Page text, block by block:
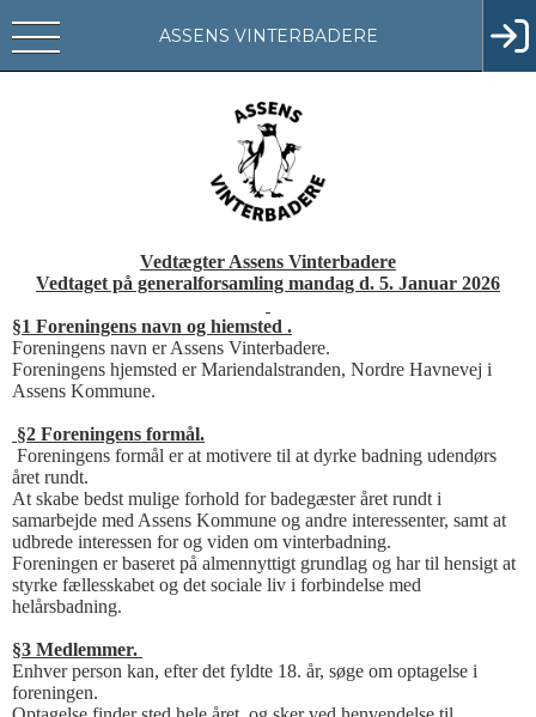
ASSENS VINTERBADERE
Vedtægter Assens Vinterbadere
Vedtaget på generalforsamling mandag d. 5. Januar 2026
§1 Foreningens navn og hiemsted .
Foreningens navn er Assens Vinterbadere.
Foreningens hjemsted er Mariendalstranden, Nordre Havnevej i
Assens Kommune.
§2 Foreningens formål.
Foreningens formål er at motivere til at dyrke badning udendørs
året rundt.
At skabe bedst mulige forhold for badegæster året rundt i
samarbejde med Assens Kommune og andre interessenter, samt at
udbrede interessen for og viden om vinterbadning.
Foreningen er baseret på almennyttigt grundlag og har til hensigt at
styrke fællesskabet og det sociale liv i forbindelse med
helårsbadning.
§3 Medlemmer.
Enhver person kan, efter det fyldte 18. år, søge om optagelse i
foreningen.